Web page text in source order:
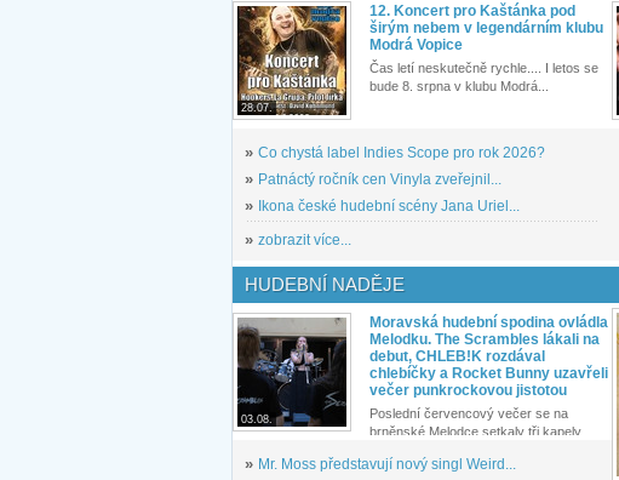
28.07.
12. Koncert pro Kaštánka pod
širým nebem v legendárním klubu
Modrá Vopice
Čas letí neskutečně rychle.... I letos se
bude 8. srpna v klubu Modrá...
» Co chystá label Indies Scope pro rok 2026?
» Patnáctý ročník cen Vinyla zveřejnil...
»
Ikona české hudební scény Jana Uriel...
» zobrazit více...
HUDEBNÍ NADĚJE
03.08.
Moravská hudební spodina ovládla
Melodku. The Scrambles lákali na
debut, CHLEB!K rozdával
chlebíčky a Rocket Bunny uzavřeli
večer punkrockovou jistotou
Poslední červencový večer se na
brněnské Melodce setkaly tři kapely...
» Mr. Moss představují nový singl Weird...